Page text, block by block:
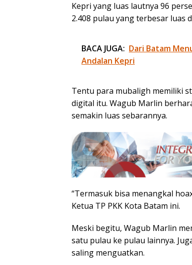
Kepri yang luas lautnya 96
2.408 pulau yang terbesar luas
BACA JUGA: Dari Batam
Andalan Kepri
Tentu para mubaligh memiliki
digital itu. Wagub Marlin
semakin luas sebarannya.
“Termasuk bisa menangkal
Ketua TP PKK Kota Batam ini.
Meski begitu, Wagub Marlin
satu pulau ke pulau lainnya.
saling menguatkan.